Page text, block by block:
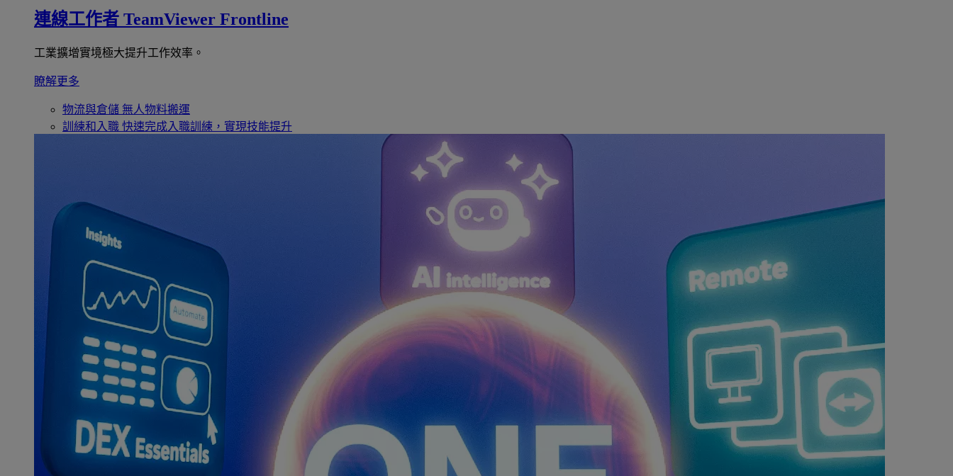
連線工作者 TeamViewer Frontline
工業擴增實境極大提升工作效率。
瞭解更多
物流與倉儲 無人物料搬運
訓練和入職 快速完成入職訓練，實現技能提升